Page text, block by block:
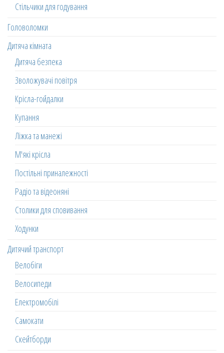
Стільчики для годування
Головоломки
Дитяча кімната
Дитяча безпека
Зволожувачі повітря
Крісла-гойдалки
Купання
Ліжка та манежі
М'які крісла
Постільні приналежності
Радіо та відеоняні
Столики для сповивання
Ходунки
Дитячий транспорт
Велобіги
Велосипеди
Електромобілі
Самокати
Скейтборди